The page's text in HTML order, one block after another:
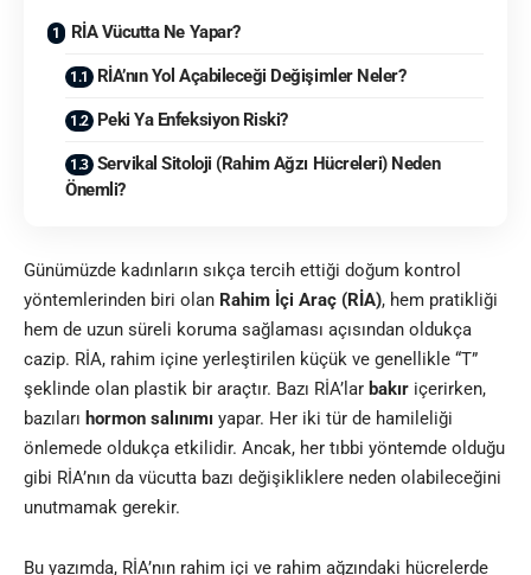
RİA Vücutta Ne Yapar?
RİA’nın Yol Açabileceği Değişimler Neler?
Peki Ya Enfeksiyon Riski?
Servikal Sitoloji (Rahim Ağzı Hücreleri) Neden
Önemli?
Günümüzde kadınların sıkça tercih ettiği doğum kontrol
yöntemlerinden biri olan Rahim İçi Araç (RİA), hem pratikliği
hem de uzun süreli koruma sağlaması açısından oldukça
cazip. RİA, rahim içine yerleştirilen küçük ve genellikle “T”
şeklinde olan plastik bir araçtır. Bazı RİA’lar bakır içerirken,
bazıları hormon salınımı yapar. Her iki tür de hamileliği
önlemede oldukça etkilidir. Ancak, her tıbbi yöntemde olduğu
gibi RİA’nın da vücutta bazı değişikliklere neden olabileceğini
unutmamak gerekir.
Bu yazımda, RİA’nın rahim içi ve rahim ağzındaki hücrelerde